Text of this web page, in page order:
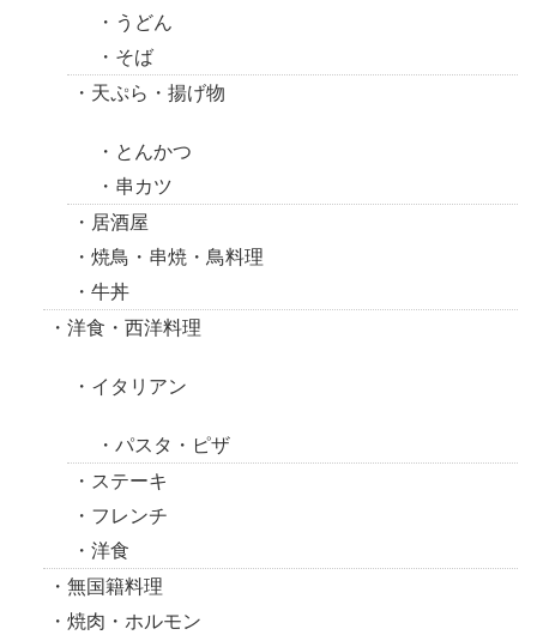
うどん
そば
天ぷら・揚げ物
とんかつ
串カツ
居酒屋
焼鳥・串焼・鳥料理
牛丼
洋食・西洋料理
イタリアン
パスタ・ピザ
ステーキ
フレンチ
洋食
無国籍料理
焼肉・ホルモン